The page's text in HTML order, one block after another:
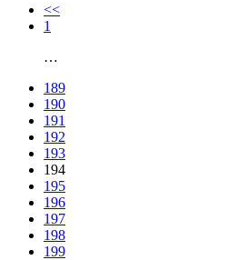
<<
1
…
189
190
191
192
193
194
195
196
197
198
199